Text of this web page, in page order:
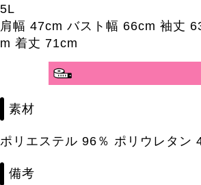
5L
肩幅 47cm バスト幅 66cm 袖丈
m 着丈 71cm
分かりやすいサイズガ
素材
ポリエステル 96％ ポリウレタン
備考